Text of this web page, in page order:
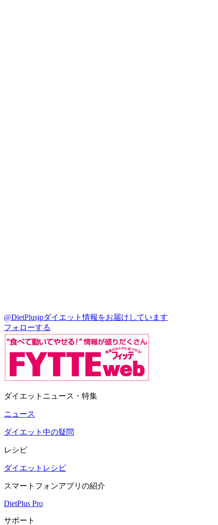
@DietPlusjpダイエット情報をお届けしています
フォローする
ダイエットニュース・特集
ニュース
ダイエット中の疑問
レシピ
ダイエットレシピ
スマートフォンアプリの紹介
DietPlus Pro
サポート